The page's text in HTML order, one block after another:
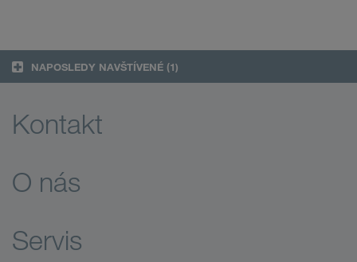
NAPOSLEDY NAVŠTÍVENÉ (1)
Kontakt
O nás
Servis